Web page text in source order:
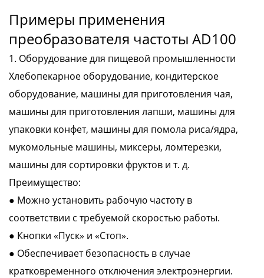
Примеры применения
преобразователя частоты AD100
1. Оборудование для пищевой промышленности
Хлебопекарное оборудование, кондитерское
оборудование, машины для приготовления чая,
машины для приготовления лапши, машины для
упаковки конфет, машины для помола риса/ядра,
мукомольные машины, миксеры, ломтерезки,
машины для сортировки фруктов и т. д.
Преимущество:
● Можно установить рабочую частоту в
соответствии с требуемой скоростью работы.
● Кнопки «Пуск» и «Стоп».
● Обеспечивает безопасность в случае
кратковременного отключения электроэнергии.